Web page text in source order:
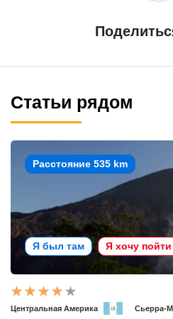
Статьи рядом
Расстояние 535 km
Я был там Я хочу пойти
Центральная Америка Сьерра-